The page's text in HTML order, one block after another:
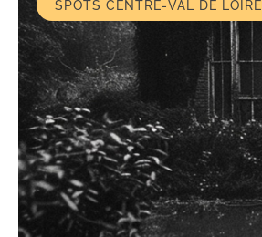
SPOTS CENTRE-VAL DE LOIRE